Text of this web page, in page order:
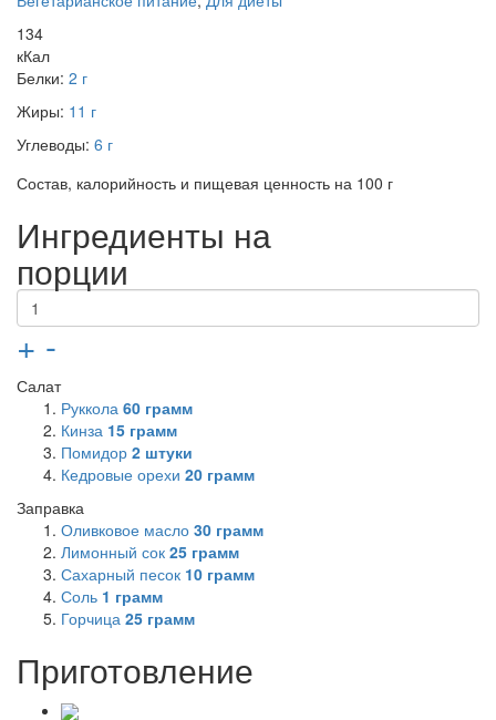
134
кКал
Белки: 2 г
Жиры: 11 г
Углеводы: 6 г
Состав, калорийность и пищевая ценность на 100 г
Ингредиенты на
порции
+ -
Салат
Руккола 60 грамм
Кинза 15 грамм
Помидор 2 штуки
Кедровые орехи 20 грамм
Заправка
Оливковое масло 30 грамм
Лимонный сок 25 грамм
Сахарный песок 10 грамм
Соль 1 грамм
Горчица 25 грамм
Приготовление